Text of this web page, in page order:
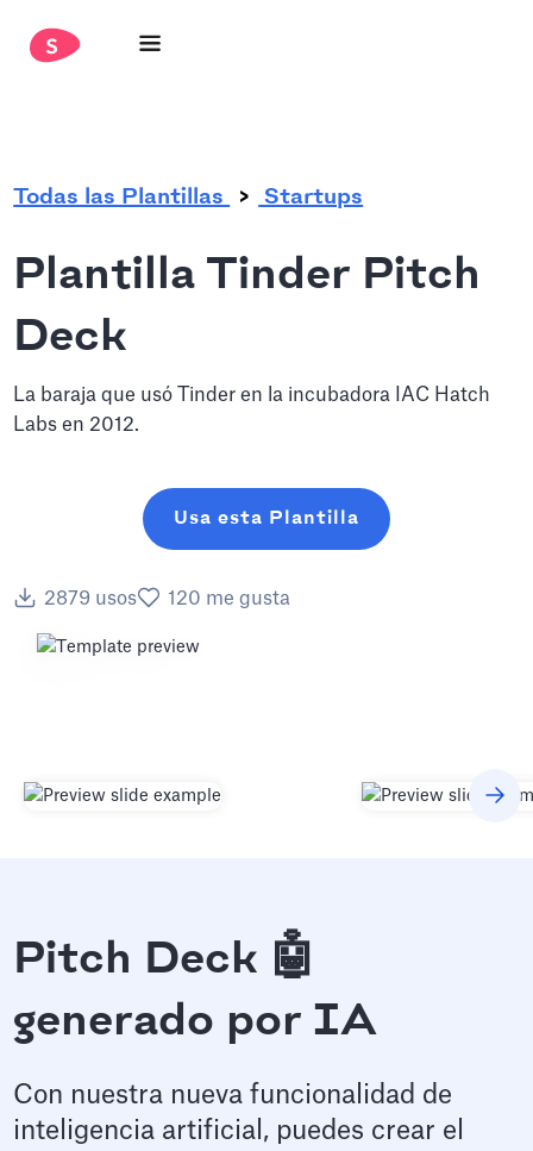
Todas las Plantillas Startups
Plantilla Tinder Pitch
Deck
La baraja que usó Tinder en la incubadora IAC Hatch
Labs en 2012.
Usa esta Plantilla
2879 usos 120 me gusta
Pitch Deck 🤖
generado por IA
Con nuestra nueva funcionalidad de
inteligencia artificial, puedes crear el